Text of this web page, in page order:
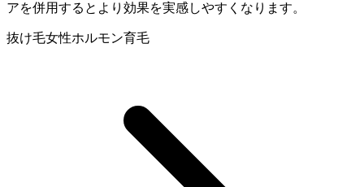
アを併用するとより効果を実感しやすくなります。
抜け毛女性ホルモン育毛